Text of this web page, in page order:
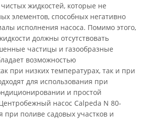
жидкостей, которые не
элементов, способных негативно
исполнения насоса. Помимо этого,
должны отсутствовать
частицы и газообразные
возможностью
при низких температурах, так и при
для использования при
и простой
насос Calpeda N 80-
при поливе садовых участков и